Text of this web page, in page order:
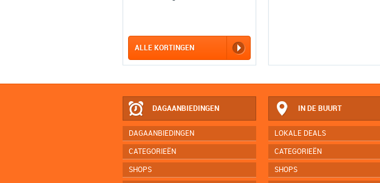
ALLE KORTINGEN
DAGAANBIEDINGEN
DAGAANBIEDINGEN
CATEGORIEËN
SHOPS
IN DE BUURT
LOKALE DEALS
CATEGORIEËN
SHOPS